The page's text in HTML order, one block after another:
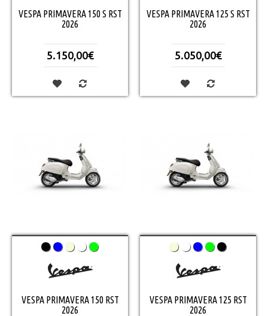
VESPA PRIMAVERA 150 S RST
2026
5.150,00€
VESPA PRIMAVERA 125 S RST
2026
5.050,00€
VESPA PRIMAVERA 150 RST
2026
VESPA PRIMAVERA 125 RST
2026